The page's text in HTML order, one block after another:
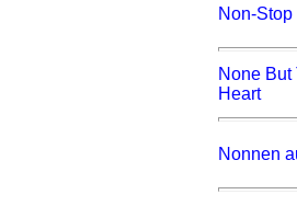
Non-Stop
None
Heart
Nonnen